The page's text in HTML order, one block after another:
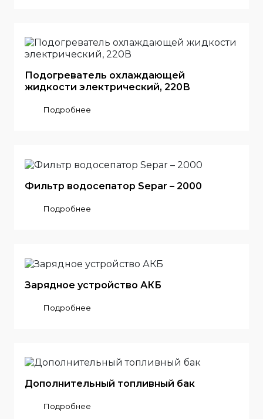
Подогреватель охлаждающей
жидкости электрический, 220В
Подробнее
Фильтр водосепатор Separ – 2000
Подробнее
Зарядное устройство АКБ
Подробнее
Дополнительный топливный бак
Подробнее